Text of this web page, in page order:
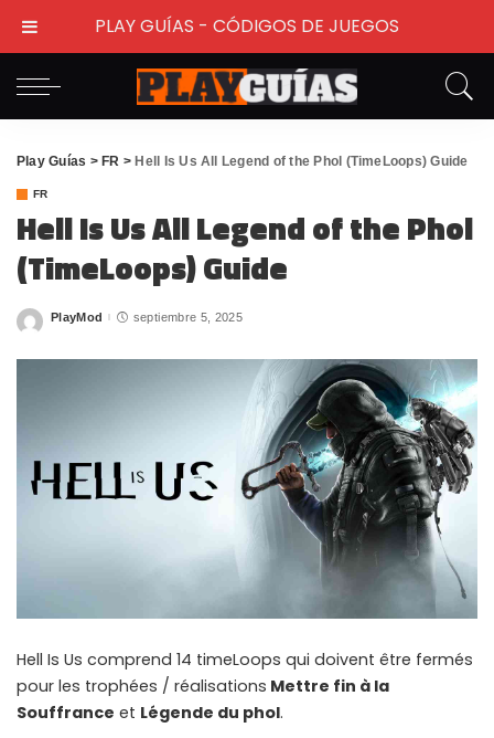
Play Guías > FR > Hell Is Us All Legend of the Phol (TimeLoops) Guide
FR
Hell Is Us All Legend of the Phol
(TimeLoops) Guide
Posted
PlayMod septiembre 5, 2025
Hell Is Us comprend 14 timeLoops qui doivent être fermés
pour les trophées / réalisations Mettre fin à la
Souffrance et Légende du phol.
PLAY GUÍAS - CÓDIGOS DE JUEGOS